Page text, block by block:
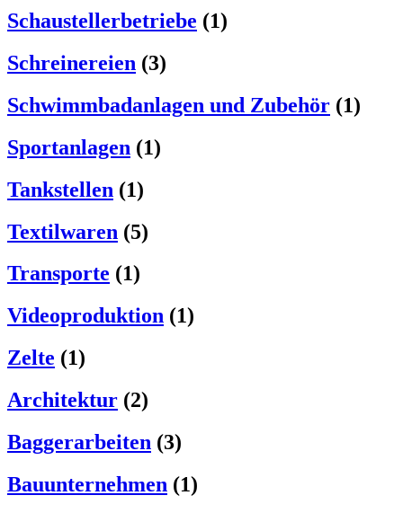
Schaustellerbetriebe (1)
Schreinereien (3)
Schwimmbadanlagen und Zubehör (1)
Sportanlagen (1)
Tankstellen (1)
Textilwaren (5)
Transporte (1)
Videoproduktion (1)
Zelte (1)
Architektur (2)
Baggerarbeiten (3)
Bauunternehmen (1)